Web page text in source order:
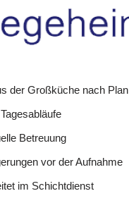
der Großküche nach Plan
Betreuung
vor der Aufnahme
im Schichtdienst